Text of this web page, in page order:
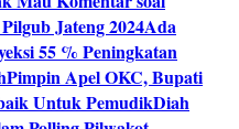
Jateng 2024Ada
55 % Peningkatan
Pimpin Apel OKC, Bupati
Untuk PemudikDiah